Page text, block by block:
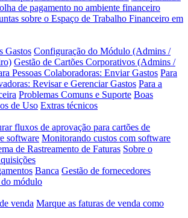
de pagamento no ambiente financeiro
sobre o Espaço de Trabalho Financeiro em
Gastos Configuração do Módulo (Admins /
Gestão de Cartões Corporativos (Admins /
Pessoas Colaboradoras: Enviar Gastos Para
Revisar e Gerenciar Gastos Para a
Problemas Comuns e Suporte Boas
de Uso Extras técnicos
fluxos de aprovação para cartões de
software Monitorando custos com software
de Rastreamento de Faturas Sobre o
Banca Gestão de fornecedores
módulo
venda Marque as faturas de venda como